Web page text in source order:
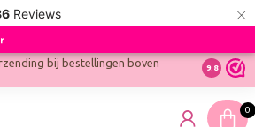
Reviews ×
bij bestellingen boven
Ontdek
9.8
0